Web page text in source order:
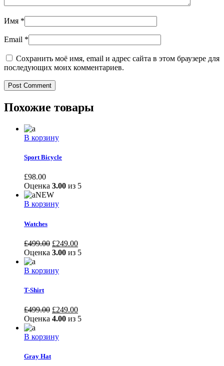
Имя *
Email *
Сохранить моё имя, email и адрес сайта в этом браузере для
последующих моих комментариев.
Похожие товары
В корзину
Sport Bicycle
£98.00
Оценка 3.00 из 5
NEW
В корзину
Watches
£499.00 £249.00
Оценка 3.00 из 5
В корзину
T-Shirt
£499.00 £249.00
Оценка 4.00 из 5
В корзину
Gray Hat